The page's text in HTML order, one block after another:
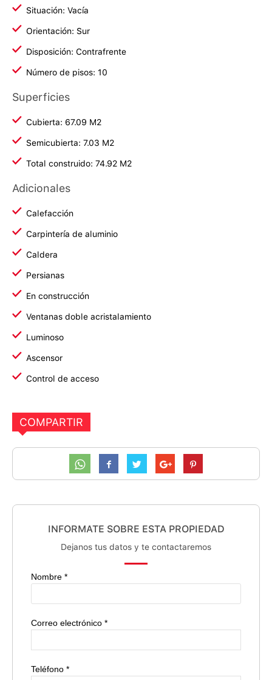
Situación: Vacía
Orientación: Sur
Disposición: Contrafrente
Número de pisos: 10
Superficies
Cubierta: 67.09 M2
Semicubierta: 7.03 M2
Total construido: 74.92 M2
Adicionales
Calefacción
Carpintería de aluminio
Caldera
Persianas
En construcción
Ventanas doble acristalamiento
Luminoso
Ascensor
Control de acceso
COMPARTIR
INFORMATE SOBRE ESTA PROPIEDAD
Dejanos tus datos y te contactaremos
Nombre *
Correo electrónico *
Teléfono *